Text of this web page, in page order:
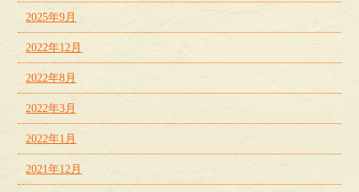
2025年9月
2022年12月
2022年8月
2022年3月
2022年1月
2021年12月